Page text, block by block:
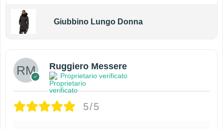
Giubbino Lungo Donna
Ruggiero Messere
Proprietario verificato
5/5